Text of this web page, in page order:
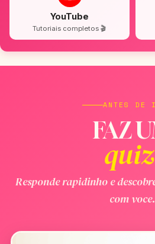
YouTube
Tutoriais completos 🎬
ANTES DE
FAZ
Responde rapidinho e
com voce.